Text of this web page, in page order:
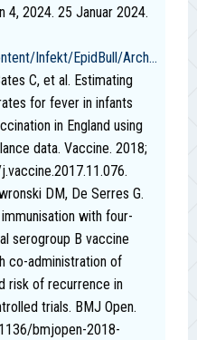
4, 2024. 25 Januar 2024.
Infekt/EpidBull/Arch...
C, et al. Estimating
for fever in infants
in England using
data. Vaccine. 2018;
DM, De Serres G.
with four-
serogroup B vaccine
co-administration of
risk of recurrence in
trials. BMJ Open.
bmjopen-2018-